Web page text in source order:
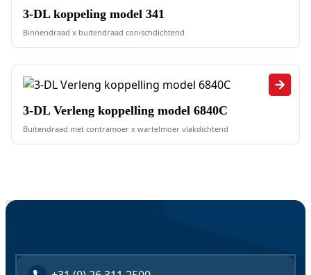
3-DL koppeling model 341
Binnendraad x buitendraad conischdichtend
3-DL Verleng koppelling model 6840C
Buitendraad met contramoer x wartelmoer vlakdichtend